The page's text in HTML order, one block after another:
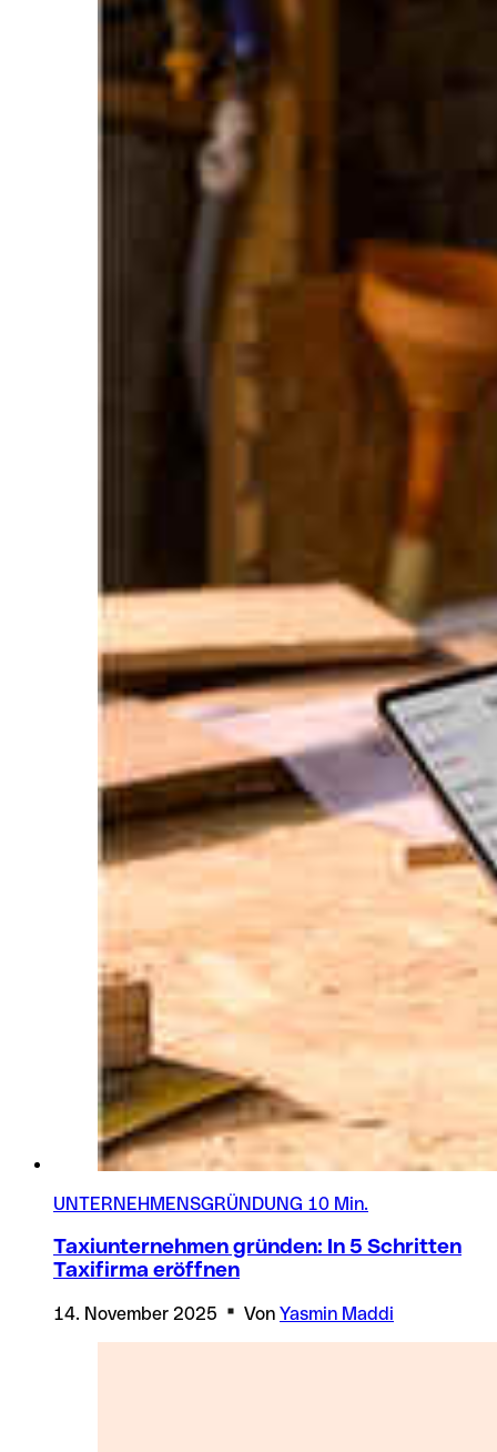
UNTERNEHMENSGRÜNDUNG 10 Min.
Taxiunternehmen gründen: In 5 Schritten
Taxifirma eröffnen
14. November 2025 Von Yasmin Maddi